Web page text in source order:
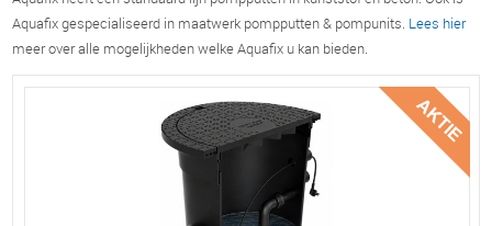
Aquafix gespecialiseerd in maatwerk pompputten & pompunits. Lees hier
meer over alle mogelijkheden welke Aquafix u kan bieden.